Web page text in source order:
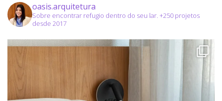
oasis.arquitetura
Sobre encontrar refugio dentro do seu lar. +250 projetos
desde 2017